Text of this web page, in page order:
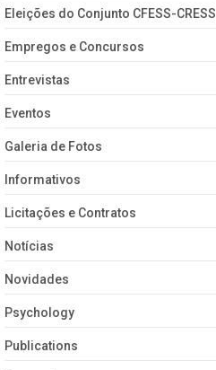
Eleições do Conjunto CFESS-CRESS
Empregos e Concursos
Entrevistas
Eventos
Galeria de Fotos
Informativos
Licitações e Contratos
Notícias
Novidades
Psychology
Publications